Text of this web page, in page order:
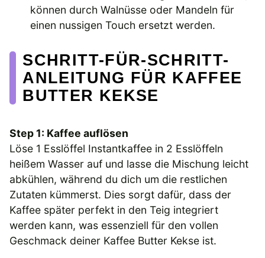
können durch Walnüsse oder Mandeln für
einen nussigen Touch ersetzt werden.
SCHRITT-FÜR-SCHRITT-
ANLEITUNG FÜR KAFFEE
BUTTER KEKSE
Step 1: Kaffee auflösen
Löse 1 Esslöffel Instantkaffee in 2 Esslöffeln
heißem Wasser auf und lasse die Mischung leicht
abkühlen, während du dich um die restlichen
Zutaten kümmerst. Dies sorgt dafür, dass der
Kaffee später perfekt in den Teig integriert
werden kann, was essenziell für den vollen
Geschmack deiner Kaffee Butter Kekse ist.